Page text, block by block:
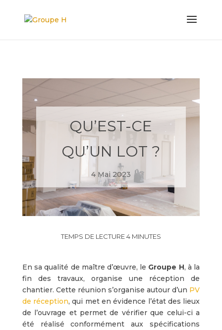
QU’EST-CE
QU’UN LOT ?
4 Mai 2023
En sa qualité de maître d’œuvre, le Groupe H, à la
fin des travaux, organise une réception de
chantier. Cette réunion s’organise autour d’un PV
de réception, qui met en évidence l’état des lieux
de l’ouvrage et permet de vérifier que celui-ci a
été réalisé conformément aux spécifications